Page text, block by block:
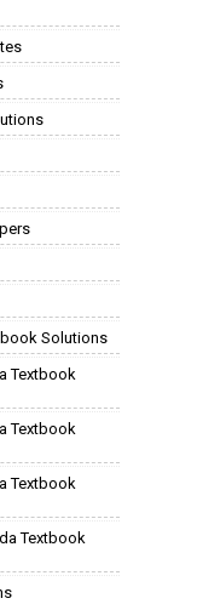
Solutions
Textbook
Textbook
Textbook
Textbook